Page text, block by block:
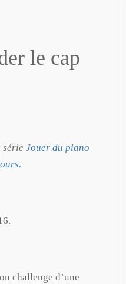
le cap
Jouer du piano
challenge d’une